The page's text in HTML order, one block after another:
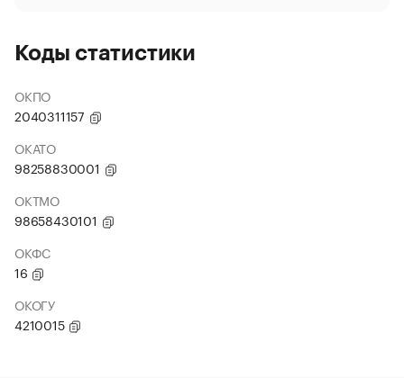
Коды статистики
ОКПО
2040311157
ОКАТО
98258830001
ОКТМО
98658430101
ОКФС
16
ОКОГУ
4210015